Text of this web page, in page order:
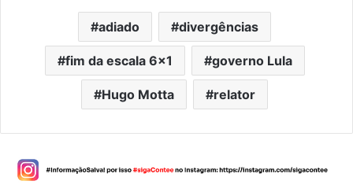
adiado divergências
fim da escala 6x1 governo Lula
Hugo Motta relator